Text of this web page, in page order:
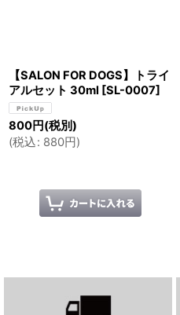
【SALON FOR DOGS】トライ
アルセット 30ml [SL-0007]
800円(税別)
(税込: 880円)